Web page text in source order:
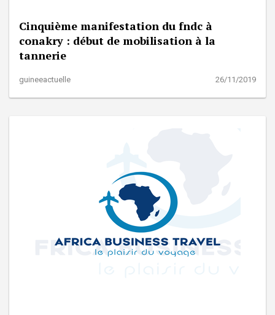
Cinquième manifestation du fndc à
conakry : début de mobilisation à la
tannerie
guineeactuelle 26/11/2019